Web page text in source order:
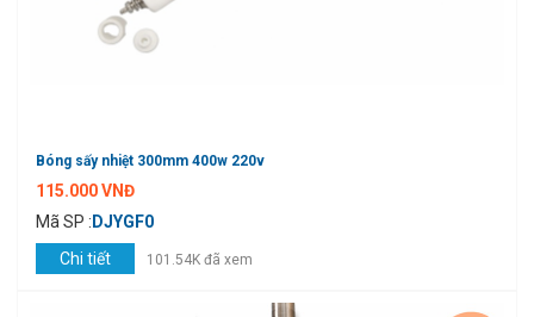
Bóng sấy nhiệt 300mm 400w 220v
115.000 VNĐ
Mã SP : DJYGF0
Chi tiết
101.54K đã xem